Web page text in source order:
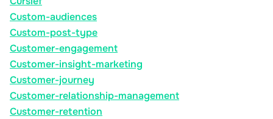
Custom-audiences
Custom-post-type
Customer-engagement
Customer-insight-marketing
Customer-journey
Customer-relationship-management
Customer-retention